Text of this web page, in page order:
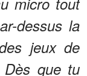
dessus la
jeux de
que tu